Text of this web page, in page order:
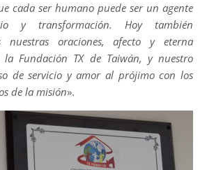
cada ser humano puede ser un agente
y transformación. Hoy también
nuestras oraciones, afecto y eterna
Fundación TX de Taiwán, y nuestro
de servicio y amor al prójimo con los
de la misión».